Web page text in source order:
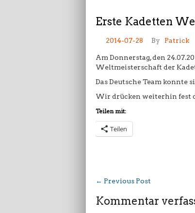
Erste Kadetten
2014-07-28 By Patrick
Am Donnerstag, den
Weltmeisterschaft der
Das Deutsche Team konnte
Wir drücken weiterhin fest
Teilen mit:
Teilen
← Previous Post
Kommentar